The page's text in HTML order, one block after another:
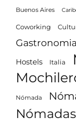
Buenos Aires
Coworking
Gastronomia
Hostels Italia
Nómada